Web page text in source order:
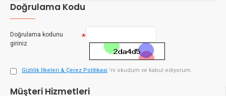
Doğrulama Kodu
Doğrulama kodunu
giriniz
Gizlilik İlkeleri & Çerez Politikasi 'ni okudum ve kabul ediyorum.
Müşteri Hizmetleri